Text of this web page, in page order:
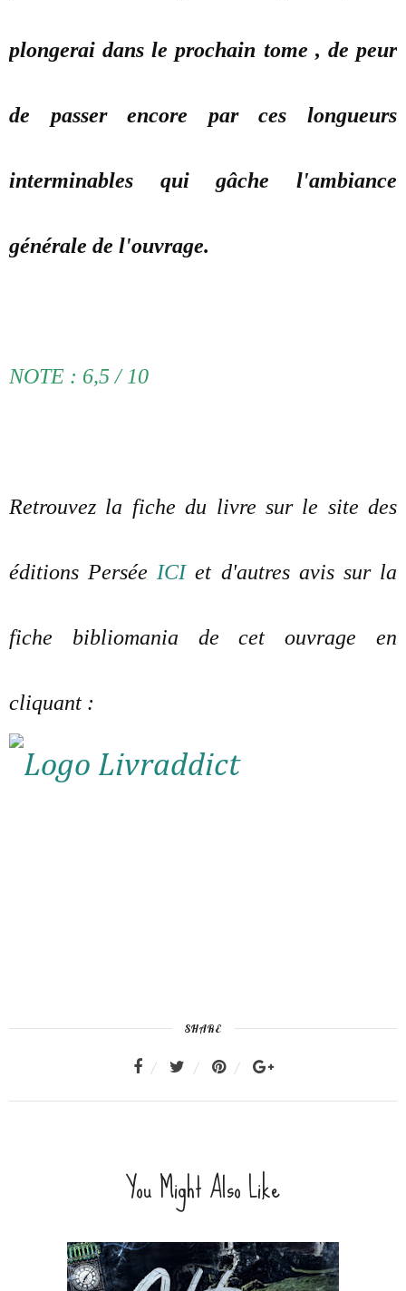
plongerai dans le prochain tome , de peur
de passer encore par ces longueurs
interminables qui gâche l'ambiance
générale de l'ouvrage.
NOTE : 6,5 / 10
Retrouvez la fiche du livre sur le site des
éditions Persée ICIet d'autres avis sur la
fiche bibliomania de cet ouvrage en
cliquant :
SHARE
You Might Also Like